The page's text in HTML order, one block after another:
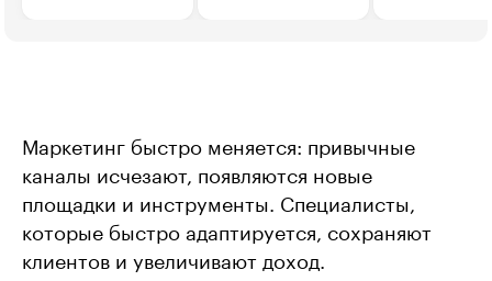
Маркетинг быстро меняется: привычные
каналы исчезают, появляются новые
площадки и инструменты. Специалисты,
которые быстро адаптируется, сохраняют
клиентов и увеличивают доход.